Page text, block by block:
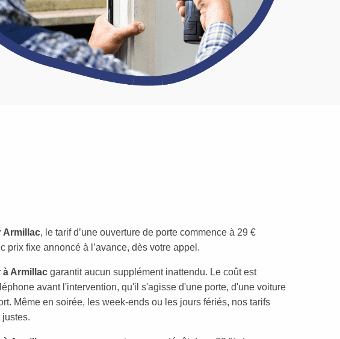
Armillac, le tarif d’une ouverture de porte commence à 29 €
prix fixe annoncé à l’avance, dès votre appel.
à Armillac garantit aucun supplément inattendu. Le coût est
avant l'intervention, qu'il s'agisse d'une porte, d'une voiture
Même en soirée, les week-ends ou les jours fériés, nos tarifs
justes.